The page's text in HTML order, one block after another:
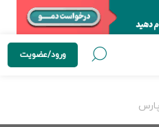
ورود/عضویت